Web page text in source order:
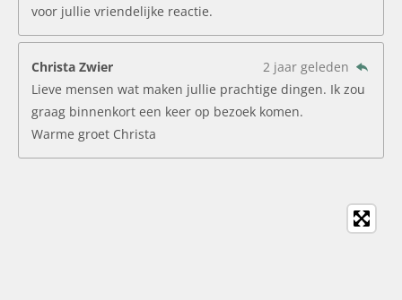
voor jullie vriendelijke reactie.
Christa Zwier
2 jaar geleden
Lieve mensen wat maken jullie prachtige dingen. Ik zou
graag binnenkort een keer op bezoek komen.
Warme groet Christa